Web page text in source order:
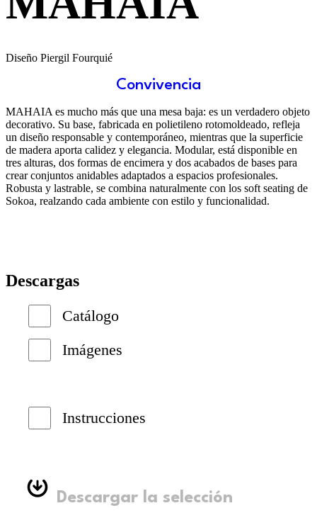
Diseño Piergil Fourquié
Convivencia
MAHAIA es mucho más que una mesa baja: es un verdadero objeto
decorativo. Su base, fabricada en polietileno rotomoldeado, refleja
un diseño responsable y contemporáneo, mientras que la superficie
de madera aporta calidez y elegancia. Modular, está disponible en
tres alturas, dos formas de encimera y dos acabados de bases para
crear conjuntos anidables adaptados a espacios profesionales.
Robusta y lastrable, se combina naturalmente con los soft seating de
Sokoa, realzando cada ambiente con estilo y funcionalidad.
Descargas
Catálogo
Imágenes
Instrucciones
Descargar la selección